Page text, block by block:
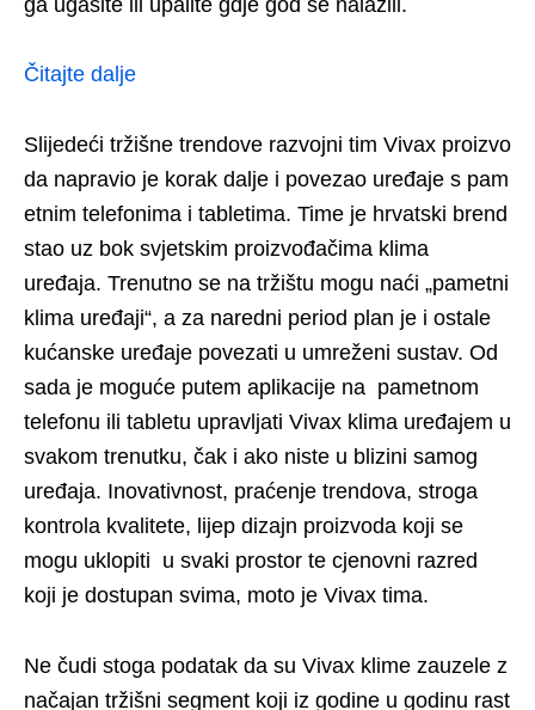
ga ugasite ili upalite gdje god se nalazili.
Čitajte dalje
Slijedeći tržišne trendove razvojni tim Vivax proizvo
da napravio je korak dalje i povezao uređaje s pam
etnim telefonima i tabletima. Time je hrvatski brend
stao uz bok svjetskim proizvođačima klima
uređaja. Trenutno se na tržištu mogu naći „pametni
klima uređaji“, a za naredni period plan je i ostale
kućanske uređaje povezati u umreženi sustav. Od
sada je moguće putem aplikacije na pametnom
telefonu ili tabletu upravljati Vivax klima uređajem u
svakom trenutku, čak i ako niste u blizini samog
uređaja. Inovativnost, praćenje trendova, stroga
kontrola kvalitete, lijep dizajn proizvoda koji se
mogu uklopiti u svaki prostor te cjenovni razred
koji je dostupan svima, moto je Vivax tima.
Ne čudi stoga podatak da su Vivax klime zauzele z
načajan tržišni segment koji iz godine u godinu rast